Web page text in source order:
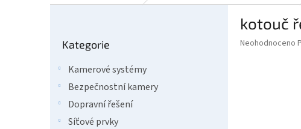
kategorie
Kategorie
Kamerové systémy
Bezpečnostní kamery
Dopravní řešení
Síťové prvky
kotouč
Průměrné
Neohodnoceno